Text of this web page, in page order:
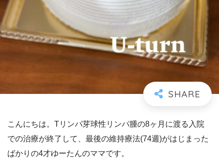
こんにちは。Tリンパ芽球性リンパ腫の8ヶ月に渡る入院
での治療が終了して、最後の維持療法(74週)がはじまった
ばかりの4才ゆーたんのママです。